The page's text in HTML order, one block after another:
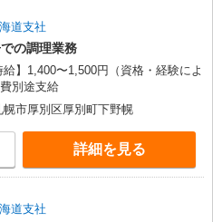
道支社
の調理業務
給】1,400〜1,500円（資格・経験によ
別途支給
幌市厚別区厚別町下野幌
詳細を見る
道支社